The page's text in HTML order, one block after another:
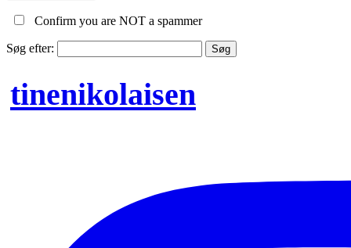
Confirm you are NOT a spammer
Søg efter:
tinenikolaisen